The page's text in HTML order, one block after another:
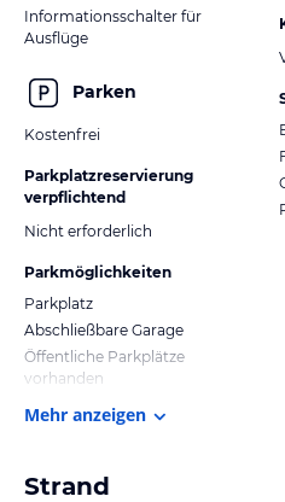
Informationsschalter für
Ausflüge
Parken
Kostenfrei
Parkplatzreservierung
verpflichtend
Nicht erforderlich
Parkmöglichkeiten
Parkplatz
Abschließbare Garage
Öffentliche Parkplätze
vorhanden
Mehr anzeigen
Strand